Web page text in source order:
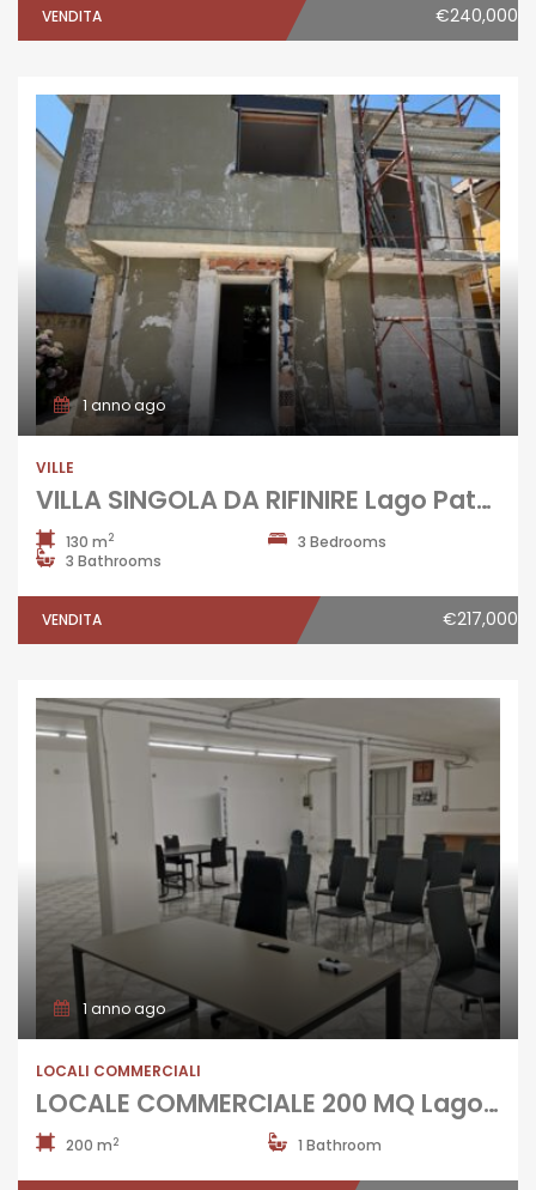
VENDITA €240,000
1 anno ago
VILLE
VILLA SINGOLA DA RIFINIRE Lago Patria-Via Domitiana
130 m2
3 Bedrooms
3 Bathrooms
VENDITA €217,000
1 anno ago
LOCALI COMMERCIALI
LOCALE COMMERCIALE 200 MQ Lago Patria
200 m2 1 Bathroom